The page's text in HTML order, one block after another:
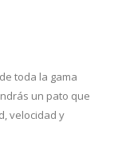
toda la gama
un pato que
velocidad y